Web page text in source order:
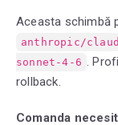
Aceasta schimbă
anthropic/
sonnet-4-6 .
rollback.
Comanda